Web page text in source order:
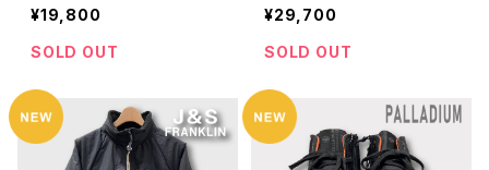
¥19,800
SOLD OUT
¥29,700
SOLD OUT